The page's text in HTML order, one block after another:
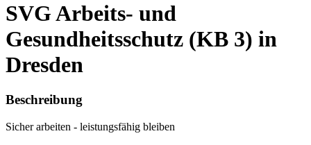
SVG Arbeits- und
Gesundheitsschutz (KB 3) in
Dresden
Beschreibung
Sicher arbeiten - leistungsfähig bleiben